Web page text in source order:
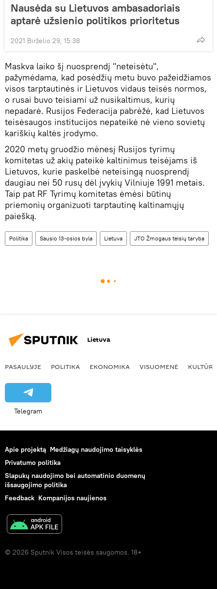
Nausėda su Lietuvos ambasadoriais
aptarė užsienio politikos prioritetus
2021 Birželio 29, 15:38
Maskva laiko šį nuosprendį "neteisėtu",
pažymėdama, kad posėdžių metu buvo pažeidžiamos
visos tarptautinės ir Lietuvos vidaus teisės normos,
o rusai buvo teisiami už nusikaltimus, kurių
nepadarė. Rusijos Federacija pabrėžė, kad Lietuvos
teisėsaugos institucijos nepateikė nė vieno sovietų
kariškių kaltės įrodymo.
2020 metų gruodžio mėnesį Rusijos tyrimų
komitetas už akių pateikė kaltinimus teisėjams iš
Lietuvos, kurie paskelbė neteisingą nuosprendį
daugiau nei 50 rusų dėl įvykių Vilniuje 1991 metais.
Taip pat RF Tyrimų komitetas ėmėsi būtinų
priemonių organizuoti tarptautinę kaltinamųjų
paiešką.
Politika Sausio 13-osios byla Lietuva JTO Žmogaus teisių taryba
Lietuva
PASAULYJE POLITIKA EKONOMIKA VISUOMENĖ KULTŪRA
Telegram
Apie projektą Medžiagų naudojimo taisyklės
Privatumo politika
Slapukų naudojimo bei automatinio duomenų
išsaugojimo politika
Feedback Kompanijos naujienos
© 2026 Sputnik Visos teisės saugomos. 18+